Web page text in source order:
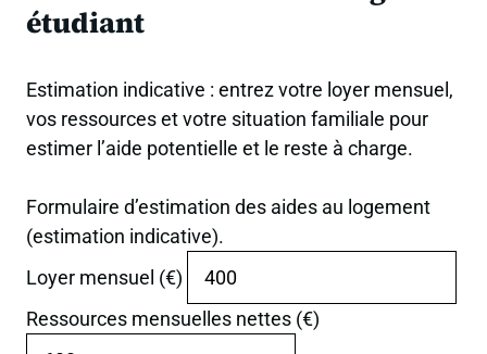
étudiant
Estimation indicative : entrez votre loyer mensuel,
vos ressources et votre situation familiale pour
estimer l’aide potentielle et le reste à charge.
Formulaire d’estimation des aides au logement
(estimation indicative).
Loyer mensuel (€)
Ressources mensuelles nettes (€)